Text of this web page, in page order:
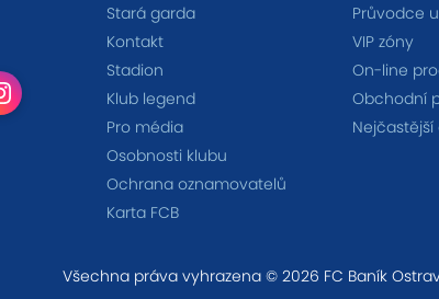
Stará garda
Kontakt
Stadion
Klub legend
Pro média
Osobnosti klubu
Ochrana oznamovatelů
Karta FCB
Průvodce
VIP zóny
On-line
Obchodní
Všechna práva vyhrazena © 2026 FC Baník